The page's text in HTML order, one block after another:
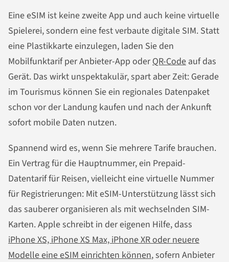
Eine eSIM ist keine zweite App und auch keine virtuelle
Spielerei, sondern eine fest verbaute digitale SIM. Statt
eine Plastikkarte einzulegen, laden Sie den
Mobilfunktarif per Anbieter-App oderQR-Code auf das
Gerät. Das wirkt unspektakulär, spart aber Zeit: Gerade
im Tourismus können Sie ein regionales Datenpaket
schon vor der Landung kaufen und nach der Ankunft
sofort mobile Daten nutzen.
Spannend wird es, wenn Sie mehrere Tarife brauchen.
Ein Vertrag für die Hauptnummer, ein Prepaid-
Datentarif für Reisen, vielleicht eine virtuelle Nummer
für Registrierungen: Mit eSIM-Unterstützung lässt sich
das sauberer organisieren als mit wechselnden SIM-
Karten. Apple schreibt in der eigenen Hilfe, dass
iPhone XS, iPhone XS Max, iPhone XR oder neuere
Modelle eine eSIM einrichten können, sofern Anbieter